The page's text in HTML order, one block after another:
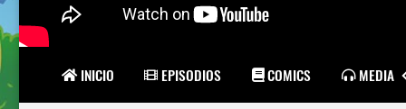
INICIO EPISODIOS COMICS MEDIA